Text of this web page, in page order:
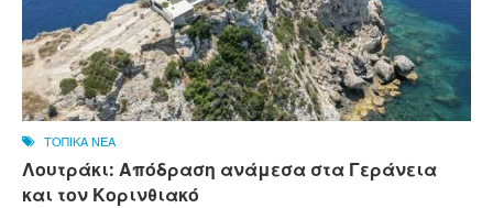
ΤΟΠΙΚΑ ΝΕΑ
Λουτράκι: Απόδραση ανάμεσα στα Γεράνεια
και τον Κορινθιακό